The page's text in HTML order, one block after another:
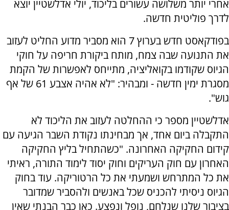
אחרי יותר משלושה עשורים בליכוד, יולי אדלשטיין יוצא
לדרך פוליטית חדשה.
בפודקאסט חדש בערוץ 7 הוא מסביר מדוע החליט לעזוב
את התנועה שבה צמח, מותח ביקורת חריפה על חוקי
הגיוס שקודמו בקואליציה, מתייחס לאפשרות של הקמת
מסגרת ימין חדשה - ומבהיר: "לא אהיה אצבע 61 של אף
גוש".
אדלשטיין מספר כי ההחלטה לעזוב את הליכוד לא
התקבלה ביום אחד, אך מבחינתו נקודת השבר הגיעה עם
קידום החקיקה האחרונה. "כשהתחיל בליץ החקיקה
האחרון עם חוק העריקים וחוק יסוד לימוד התורה, ראיתי
את כל המתרחש ושמעתי את כל הרטוריקה. עוד בחוק
הגיוס ניסיתי להכניס שכל באנשים ולהסביר שמדובר
בציבור שלנו שנלחם, נופל ונפצע. כאן כבר הבנתי שאין